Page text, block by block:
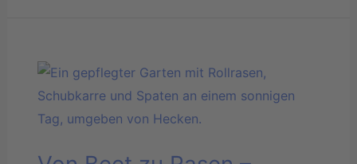
Von
Beet
zu